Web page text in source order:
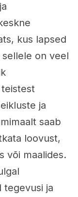
kus lapsed
sellele on veel
ja
saab
loovust,
või maalides.
tegevusi ja